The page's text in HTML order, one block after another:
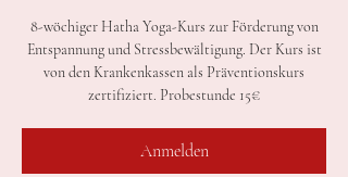
8-wöchiger Hatha Yoga-Kurs zur Förderung von
Entspannung und Stressbewältigung. Der Kurs ist
von den Krankenkassen als Präventionskurs
zertifiziert. Probestunde 15€
Anmelden